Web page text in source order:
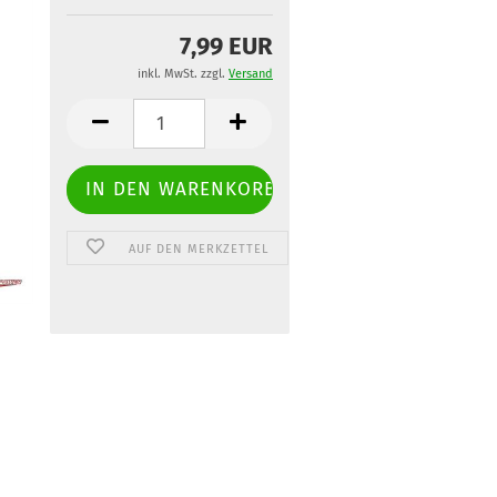
7,99 EUR
inkl. MwSt. zzgl. Versand
AUF DEN MERKZETTEL